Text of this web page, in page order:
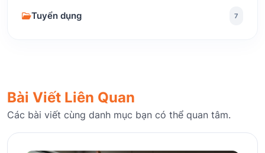
Tuyển dụng 7
Bài Viết Liên Quan
Các bài viết cùng danh mục bạn có thể quan tâm.